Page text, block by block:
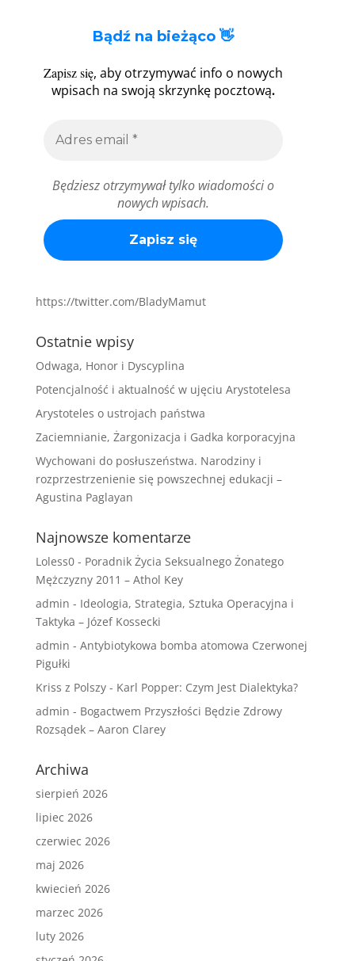
Bądź na bieżąco 👋
Zapisz się, aby otrzymywać info o nowych
wpisach na swoją skrzynkę pocztową.
Będziesz otrzymywał tylko wiadomości o
nowych wpisach.
https://twitter.com/BladyMamut
Ostatnie wpisy
Odwaga, Honor i Dyscyplina
Potencjalność i aktualność w ujęciu Arystotelesa
Arystoteles o ustrojach państwa
Zaciemnianie, Żargonizacja i Gadka korporacyjna
Wychowani do posłuszeństwa. Narodziny i
rozprzestrzenienie się powszechnej edukacji –
Agustina Paglayan
Najnowsze komentarze
Loless0- Poradnik Życia Seksualnego Żonatego
Mężczyzny 2011 – Athol Key
admin - Ideologia, Strategia, Sztuka Operacyjna i
Taktyka – Józef Kossecki
admin - Antybiotykowa bomba atomowa Czerwonej
Pigułki
Kriss z Polszy- Karl Popper: Czym Jest Dialektyka?
admin - Bogactwem Przyszłości Będzie Zdrowy
Rozsądek – Aaron Clarey
Archiwa
sierpień 2026
lipiec 2026
czerwiec 2026
maj 2026
kwiecień 2026
marzec 2026
luty 2026